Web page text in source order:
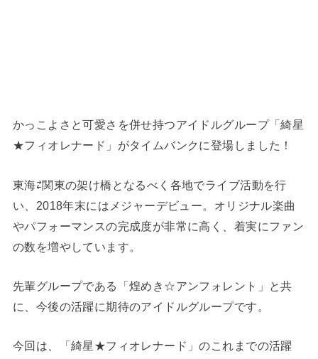
かっこよさと可愛さを併せ持つアイドルグループ「綺星
★フィオレナード」がタイムバンクに登場しました！
東海⇄関東の架け橋となるべく各地でライブ活動を行
い、2018年末にはメジャーデビュー。オリジナル楽曲
やパフォーマンスの完成度が非常に高く、着実にファン
の数を増やしています。
先輩グループである「煌めき☆アンフォレント」と共
に、今後の活躍に期待のアイドルグループです。
今回は、「綺星★フィオレナード」のこれまでの活躍